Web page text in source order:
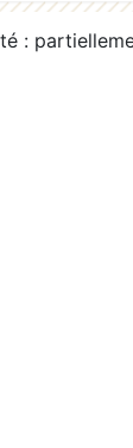
: